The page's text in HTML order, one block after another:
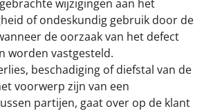
wijzigingen aan het
of ondeskundig gebruik door de
de oorzaak van het defect
worden vastgesteld.
beschadiging of diefstal van de
voorwerp zijn van een
partijen, gaat over op de klant